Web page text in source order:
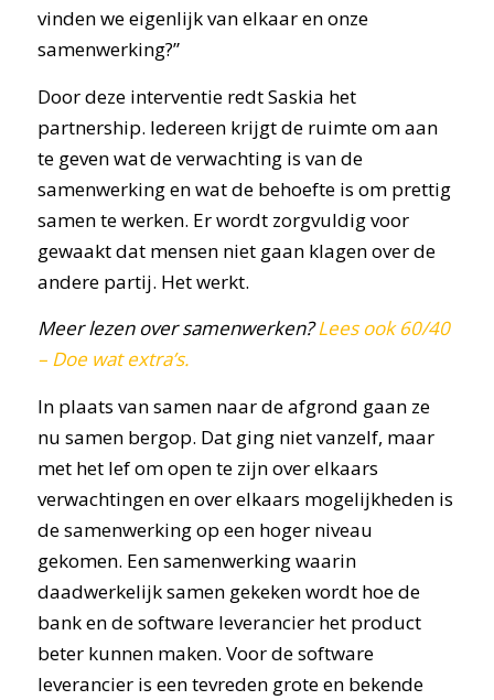
vinden we eigenlijk van elkaar en onze
samenwerking?”
Door deze interventie redt Saskia het
partnership. Iedereen krijgt de ruimte om aan
te geven wat de verwachting is van de
samenwerking en wat de behoefte is om prettig
samen te werken. Er wordt zorgvuldig voor
gewaakt dat mensen niet gaan klagen over de
andere partij. Het werkt.
Meer lezen over samenwerken?Lees ook 60/40
– Doe wat extra’s.
In plaats van samen naar de afgrond gaan ze
nu samen bergop. Dat ging niet vanzelf, maar
met het lef om open te zijn over elkaars
verwachtingen en over elkaars mogelijkheden is
de samenwerking op een hoger niveau
gekomen. Een samenwerking waarin
daadwerkelijk samen gekeken wordt hoe de
bank en de software leverancier het product
beter kunnen maken. Voor de software
leverancier is een tevreden grote en bekende